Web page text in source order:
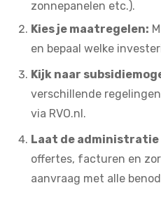
zonnepanelen etc.).
Kies je maatregelen:
en bepaal welke
Kijk naar
verschillende
via RVO.nl.
Laat de administratie
offertes, facturen en
aanvraag met alle